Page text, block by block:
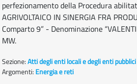
perfezionamento della Procedura
AGRIVOLTAICO IN SINERGIA FRA
Comparto 9” - Denominazione
MW.
Sezione:Atti degli enti locali e degli enti
Argomenti: Energia e reti